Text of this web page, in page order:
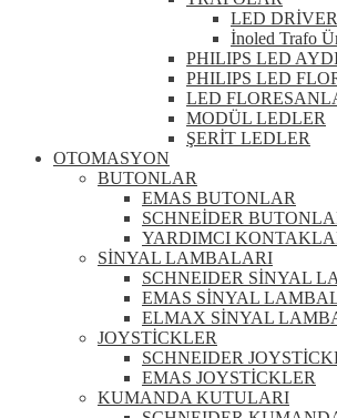
LED
İnoled Trafo
PHILIPS LED
PHILIPS LED
LED
MODÜL LEDLER
ŞERİT LEDLER
OTOMASYON
BUTONLAR
EMAS BUTONLAR
SCHNEİDER
YARDIMCI
SİNYAL LAMBALARI
SCHNEIDER SİNYAL
EMAS SİNYAL
ELMAX SİNYAL
JOYSTİCKLER
SCHNEIDER
EMAS JOYSTİCKLER
KUMANDA KUTULARI